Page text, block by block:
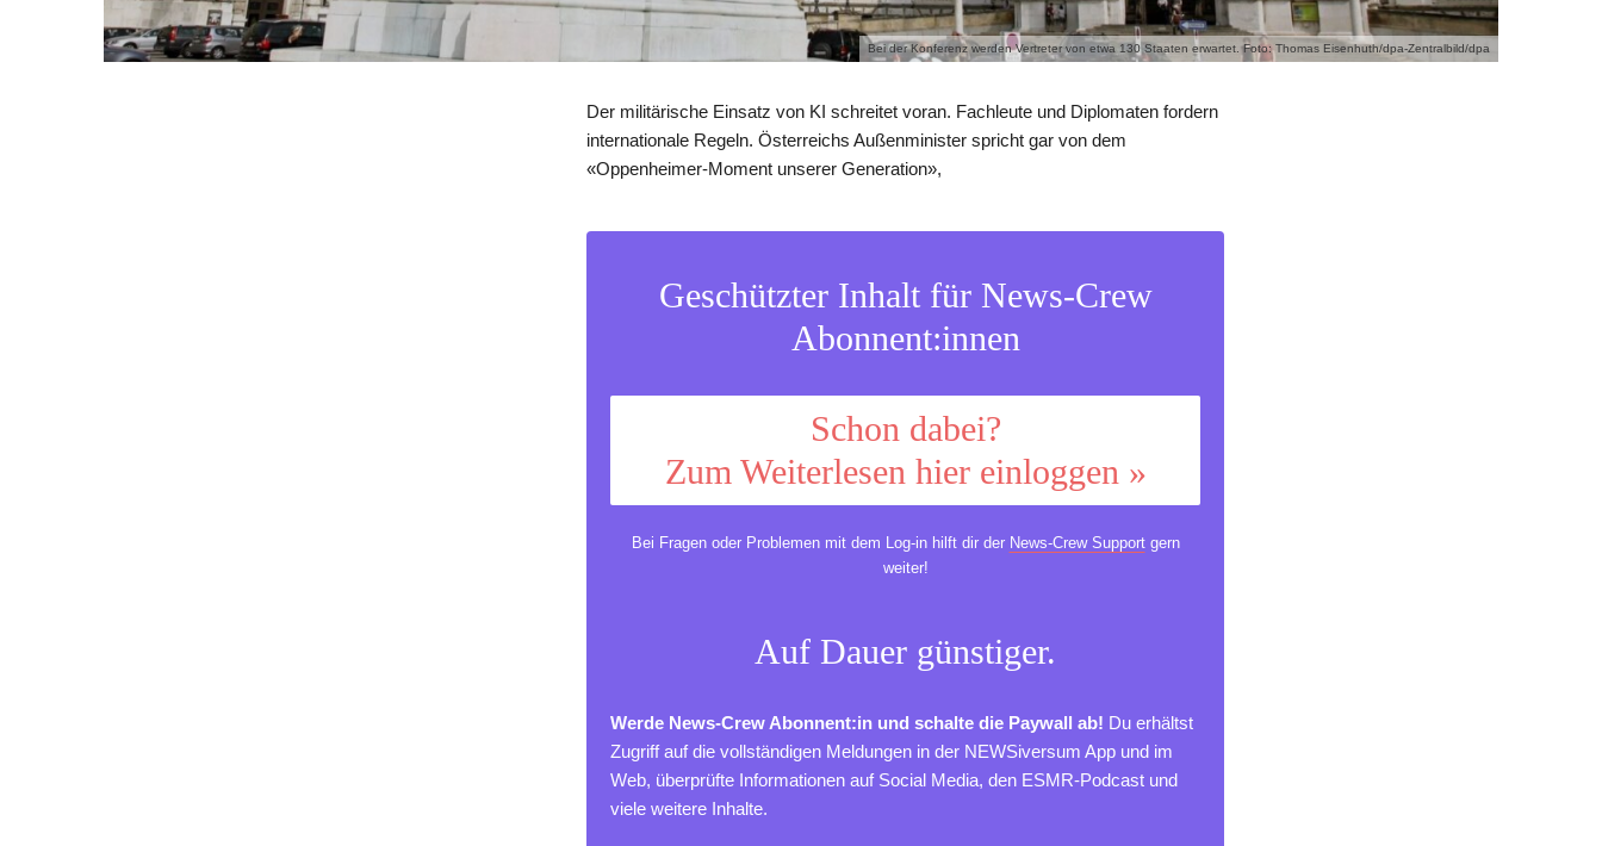
Bei der Konferenz werden Vertreter von etwa 130 Staaten erwartet. Foto: Thomas Eisenhuth/dpa-Zentralbild/dpa
Der militärische Einsatz von KI schreitet voran. Fachleute und Diplomaten fordern
internationale Regeln. Österreichs Außenminister spricht gar von dem
«Oppenheimer-Moment unserer Generation»,
Geschützter Inhalt für News-Crew
Abonnent:innen
Schon dabei?
Zum Weiterlesen hier einloggen »
Bei Fragen oder Problemen mit dem Log-in hilft dir der News-Crew Supportgern
weiter!
Auf Dauer günstiger.
Werde News-Crew Abonnent:in und schalte die Paywall ab! Du erhältst
Zugriff auf die vollständigen Meldungen in der NEWSiversum App und im
Web, überprüfte Informationen auf Social Media, den ESMR-Podcast und
viele weitere Inhalte.